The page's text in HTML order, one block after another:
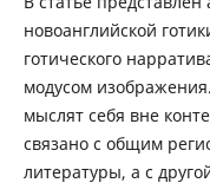
новоанглийской
готического
модусом
мыслят себя вне
связано с общим
литературы, а с